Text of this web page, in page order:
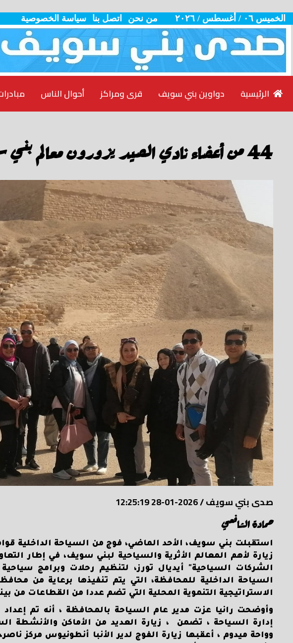
الخميس ٠٦ / أغسطس / ٢٠٢٦ من نحن اتصل بنا سياسة الخصوصية
أحوال الناس قرى ومراكز دواوين بني سويف
44 من أعضاء نادي الصيد يزورون معالم بني سويف السياحية
صدى بني سويف/
2026-01-28 12:25:19
حمادة الشافعي
زيارة لأهم المعالم الأثرية والسياحية لبني سويف، في إطار
الشركات السياحية" أيديال تورز، لتنظيم رحلات وبرامج
السياحة الداخلية للمحافظة، التي يتم تنفيذها برعاية من
الاستراتيجية التنموية المحلية التي تضم عددا من القطاعات من
وأوضحت رانيا عزت مدير عام السياحة بالمحافظة ، أنه تم إعداد
إدارة السياحة ، تضمن ، زيارة العديد من الأماكن والأنشطة
وواحة ميدوم ، أعقبها زيارة الفوج لدير الأنبا أنطونيوس مركز